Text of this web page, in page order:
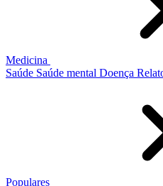
Medicina
Saúde Saúde mental Doença
Populares